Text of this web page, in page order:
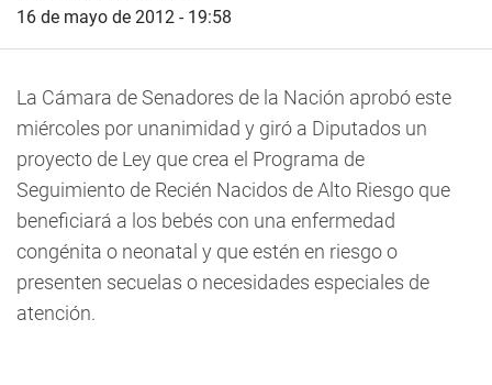
16 de mayo de 2012 - 19:58
La Cámara de Senadores de la Nación aprobó este
miércoles por unanimidad y giró a Diputados un
proyecto de Ley que crea el Programa de
Seguimiento de Recién Nacidos de Alto Riesgo que
beneficiará a los bebés con una enfermedad
congénita o neonatal y que estén en riesgo o
presenten secuelas o necesidades especiales de
atención.